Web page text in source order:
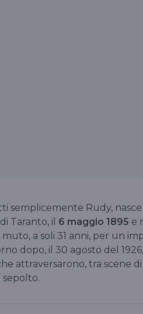
semplicemente Rudy,
Taranto, il 6 maggio 1895 e
a soli 31 anni, per un
dopo, il 30 agosto del
attraversarono, tra scene
sepolto.